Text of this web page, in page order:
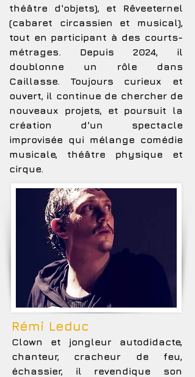
théâtre d'objets), et Rêveeternel
(cabaret circassien et musical),
tout en participant à des courts-
métrages. Depuis 2024, il
doublonne un rôle dans
Caillasse. Toujours curieux et
ouvert, il continue de chercher de
nouveaux projets, et poursuit la
création d'un spectacle
improvisée qui mélange comédie
musicale, théâtre physique et
cirque.
Rémi Leduc
Clown et jongleur autodidacte,
chanteur, cracheur de feu,
échassier, il revendique son